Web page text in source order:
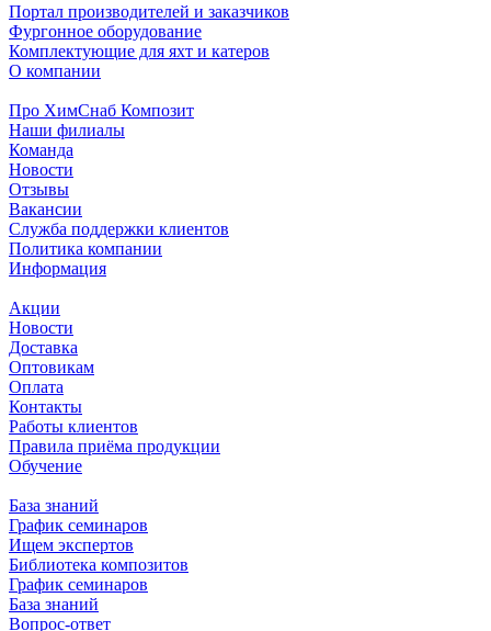
Портал производителей и заказчиков
Фургонное оборудование
Комплектующие для яхт и катеров
О компании
Про ХимСнаб Композит
Наши филиалы
Команда
Новости
Отзывы
Вакансии
Служба поддержки клиентов
Политика компании
Информация
Акции
Новости
Доставка
Оптовикам
Оплата
Контакты
Работы клиентов
Правила приёма продукции
Обучение
База знаний
График семинаров
Ищем экспертов
Библиотека композитов
График семинаров
База знаний
Вопрос-ответ